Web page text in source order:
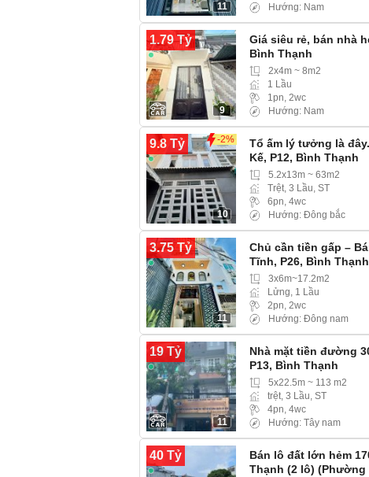
11
Hướng: Nam
1.79 Tỷ
9
Giá siêu rẻ, bán nhà
Bình Thạnh
2x4m ~ 8m2
1 Lầu
1pn, 2wc
Hướng: Nam
9.8 Tỷ -2%
10
Tổ ấm lý tưởng là
Kế, P12, Bình Thạnh
5.2x13m ~ 63m2
Trệt, 3 Lầu, ST
6pn, 4wc
Hướng: Đông bắc
3.75 Tỷ
11
Chủ cần tiền gấp –
Tĩnh, P26, Bình Thạnh
3x6m~17.2m2
Lửng, 1 Lầu
2pn, 2wc
Hướng: Đông nam
19 Tỷ
11
Nhà mặt tiền đường
P13, Bình Thạnh
5x22.5m ~ 113 m2
trệt, 3 Lầu, ST
4pn, 4wc
Hướng: Tây nam
40 Tỷ
Bán lô đất lớn hẻm
Thạnh (2 lô)